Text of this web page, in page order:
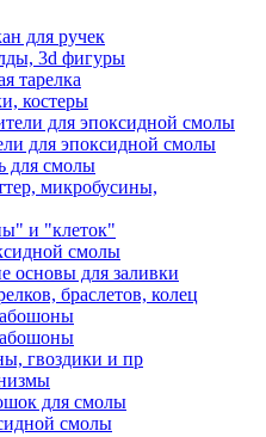
для ручек
3d фигуры
тарелка
костеры
для эпоксидной смолы
для эпоксидной смолы
для смолы
микробусины,
и "клеток"
смолы
основы для заливки
браслетов, колец
гвоздики и пр
для смолы
смолы